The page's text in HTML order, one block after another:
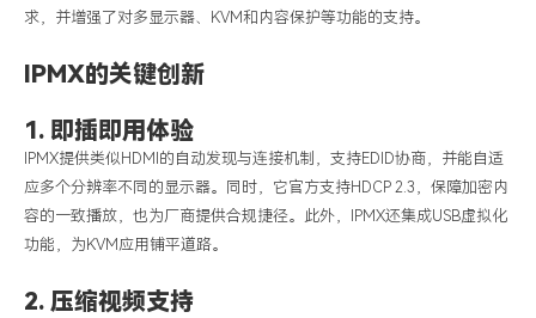
求，并增强了对多显示器、
KVM和内容保护等功能的支持。
IPMX的关键创新
1. 即插即用体验
IPMX提供类似 HDMI 的自动发现与连接机制，支持EDID协商，并能自适
应多个分辨率不同的显示器。同时，它官方支持HDCP 2.3 ，保障加密内
容的一致播放，也为厂商提供合规捷径。此外，
IPMX还集成USB虚拟化
功能，为 KVM 应用铺平道路。
2. 压缩视频支持